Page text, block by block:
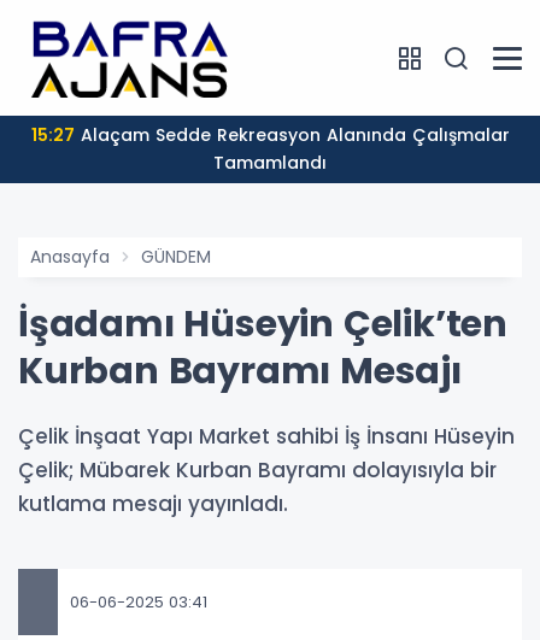
15:27
Tamamlandı
Anasayfa GÜNDEM
İşadamı Hüseyin Çelik’ten
Kurban Bayramı Mesajı
Çelik İnşaat Yapı Market sahibi İş İnsanı Hüseyin
Çelik; Mübarek Kurban Bayramı dolayısıyla bir
kutlama mesajı yayınladı.
06-06-2025 03:41